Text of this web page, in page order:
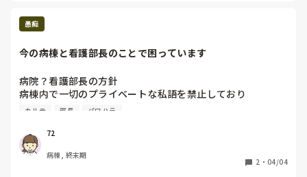
愚痴
今の病棟と看護部長のことで困っています
病院？看護部長の方針
病棟内で一切のプライベートな私語を禁止しており
目についたら主任たちが看護部長へチクリをいれます
出し
ほんの些細な会話ですら許されない
利害関係ということばをたまに聞きます
カルテ 部長 パワハラ
72
病棟, 終末期
2 ・ 04/04